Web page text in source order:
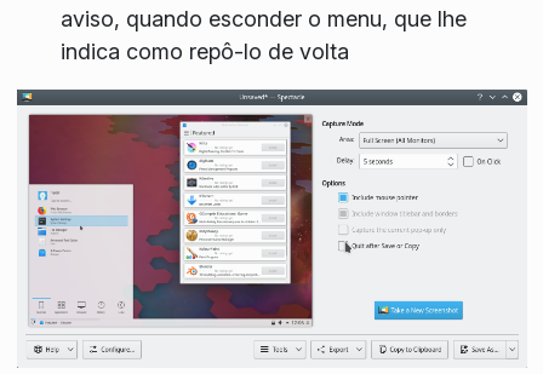
aviso, quando esconder o menu, que lhe
indica como repô-lo de volta